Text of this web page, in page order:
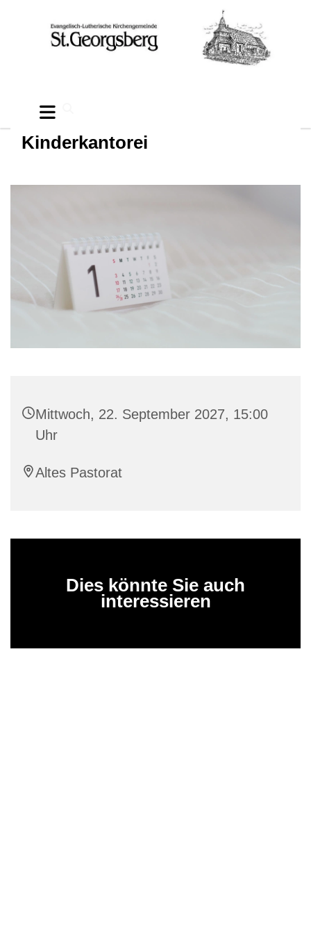
Kinderkantorei
Mittwoch, 22. September 2027, 15:00
Uhr
Altes Pastorat
Dies könnte Sie auch
interessieren